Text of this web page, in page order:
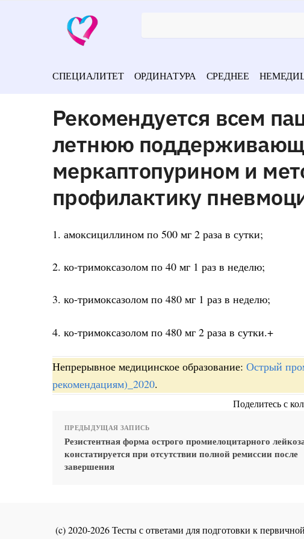
СПЕЦИАЛИТЕТ ОРДИНАТУРА СРЕДНЕЕ
Рекомендуется всем
летнюю
меркаптопурином и
профилактику
1. амоксициллином по 500 мг 2 раза в сутки;
2. ко-тримоксазолом по 40 мг 1 раз в неделю;
3. ко-тримоксазолом по 480 мг 1 раз в неделю;
4. ко-тримоксазолом по 480 мг 2 раза в сутки.+
Непрерывное медицинское образование: Острый
рекомендациям)_2020.
Поделитесь с
ПРЕДЫДУЩАЯ ЗАПИСЬ
Резистентная форма острого промиелоцитарного
констатируется при отсутствии полной ремиссии после
завершения
(c) 2020-2026 Тесты с ответами для подготовки к